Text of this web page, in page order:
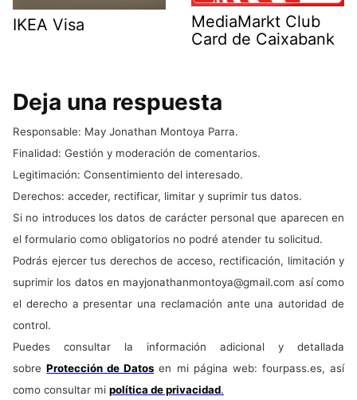
IKEA Visa
MediaMarkt Club
Card de Caixabank
Deja una respuesta
Responsable: May Jonathan Montoya Parra.
Finalidad: Gestión y moderación de comentarios.
Legitimación: Consentimiento del interesado.
Derechos: acceder, rectificar, limitar y suprimir tus datos.
Si no introduces los datos de carácter personal que aparecen en
el formulario como obligatorios no podré atender tu solicitud.
Podrás ejercer tus derechos de acceso, rectificación, limitación y
suprimir los datos en mayjonathanmontoya@gmail.com así como
el derecho a presentar una reclamación ante una autoridad de
control.
Puedes consultar la información adicional y detallada
sobreProtección de Datos en mi página web: fourpass.es, así
como consultar mi política de privacidad.